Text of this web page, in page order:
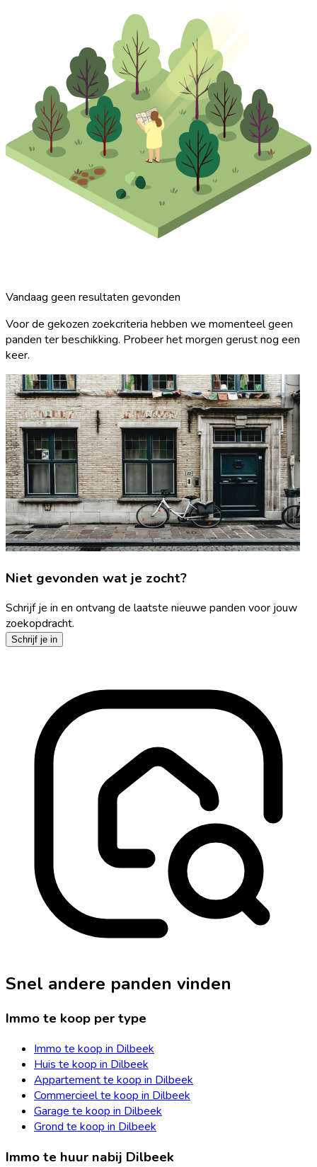
Vandaag geen resultaten gevonden
Voor de gekozen zoekcriteria hebben we momenteel geen
panden ter beschikking. Probeer het morgen gerust nog een
keer.
Niet gevonden wat je zocht?
Schrijf je in en ontvang de laatste nieuwe panden voor jouw
zoekopdracht.
Schrijf je in
Snel andere panden vinden
Immo te koop per type
Immo te koop in Dilbeek
Huis te koop in Dilbeek
Appartement te koop in Dilbeek
Commercieel te koop in Dilbeek
Garage te koop in Dilbeek
Grond te koop in Dilbeek
Immo te huur nabij Dilbeek